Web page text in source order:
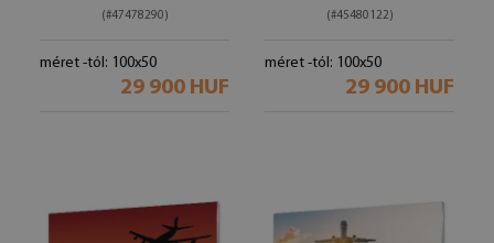
(#47478290)
méret -tól: 100x50
29 900 HUF
(#45480122)
méret -tól: 100x50
29 900 HUF